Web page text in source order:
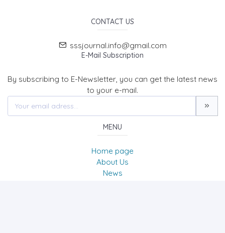
CONTACT US
sssjournal.info@gmail.com
E-Mail Subscription
By subscribing to E-Newsletter, you can get the latest news
to your e-mail.
MENU
Home page
About Us
News